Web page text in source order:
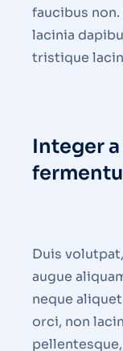
faucibus
lacinia
tristique
Integer
Duis
augue
neque
orci, non